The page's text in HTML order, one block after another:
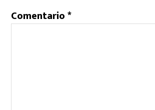
Comentario*